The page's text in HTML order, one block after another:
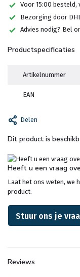
Voor 15:00 besteld,
Bezorging door
Advies nodig? Bel
Productspecificaties
Artikelnummer
EAN
Delen
Dit product is
Heeft u een vraag
Laat het ons weten, we
product.
Stuur ons je
Reviews